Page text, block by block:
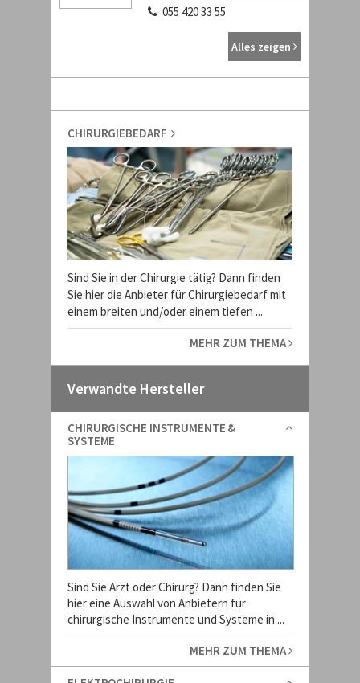
055 420 33 55
Alles zeigen
CHIRURGIEBEDARF
Sind Sie in der Chirurgie tätig? Dann finden
Sie hier die Anbieter für Chirurgiebedarf mit
einem breiten und/oder einem tiefen ...
MEHR ZUM THEMA
Verwandte Hersteller
CHIRURGISCHE INSTRUMENTE &
SYSTEME
Sind Sie Arzt oder Chirurg? Dann finden Sie
hier eine Auswahl von Anbietern für
chirurgische Instrumente und Systeme in ...
MEHR ZUM THEMA